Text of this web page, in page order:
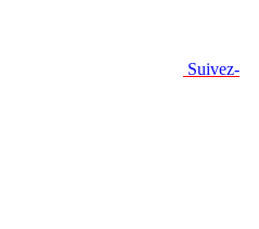
Suivez-